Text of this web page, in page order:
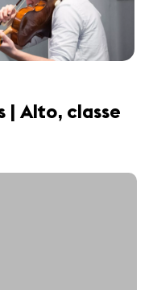
| Alto, classe